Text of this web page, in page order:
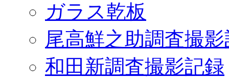
ガラス乾板
尾高鮮之助調査撮
和田新調査撮影記録